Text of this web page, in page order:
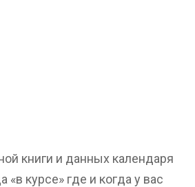
книги и данных календаря
«в курсе» где и когда у вас